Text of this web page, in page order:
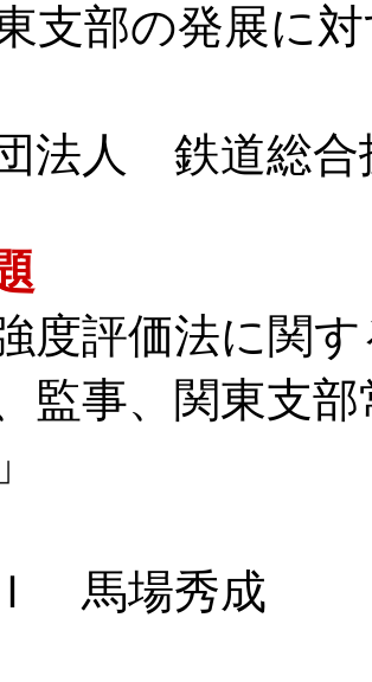
支部の発展に
法人 鉄道総
度評価法に関
監事、関東支
馬場秀成